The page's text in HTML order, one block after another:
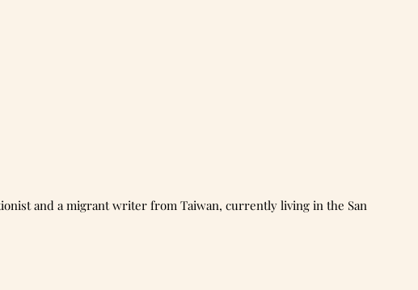
and a migrant writer from Taiwan, currently living in the San